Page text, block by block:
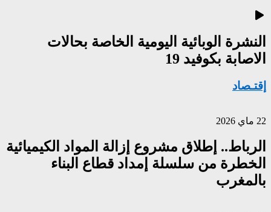
النشرة الوبائية اليومية الخاصة بحالات
الاصابة بكوفيد 19
إقتـصاد
22 ماي 2026
الرباط.. إطلاق مشروع إزالة المواد الكيميائية
الخطرة من سلسلة إمداد قطاع البناء
بالمغرب